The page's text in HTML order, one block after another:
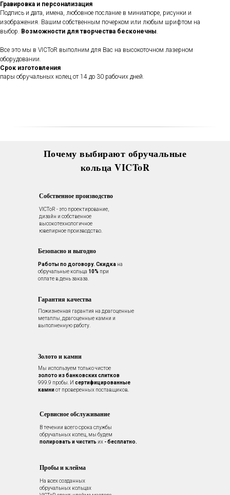
Гравировка и персонализация
Подпись и дата, имена, любовное послание в миниатюре, рисунки и
изображения. Вашим собственным почерком или любым шрифтом на
выбор. Возможности для творчества бесконечны.
Все это мы в VICToR выполним для Вас на высокоточном лазерном
оборудовании.
Срок изготовления
пары обручальных колец от 14 до 30 рабочих дней.
VICToR - это проектирование,
дизайн и собственное
высокотехнологичное
ювелирное производство.
Работы по договору. Скидка на
обручальные кольца 10% при
оплате в день заказа.
Мы используем только чистое
золото из банковских слитков
999.9 пробы. И сертифицированные
камниот проверенных поставщиков.
Собственное производство
Безопасно и выгодно
Золото и камни
Гарантия качества
Пожизненная гарантия на драгоценные
металлы, драгоценные камни и
выполненную работу.
Сервисное обслуживание
В течении всего срока службы
обручальных колец, мы будем
полировать и чистить их - бесплатно.
Пробы и клейма
На всех созданных
обручальных кольцах
Почему выбирают обручальные
кольца VICToR
обручальных колец, мы будем
размера, восстановление